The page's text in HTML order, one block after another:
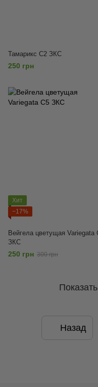
Тамарикс C2 ЗКС
250 грн
Хит
−17%
Вейгела цветущая Variegata
ЗКС
250 грн 300 грн
Назад